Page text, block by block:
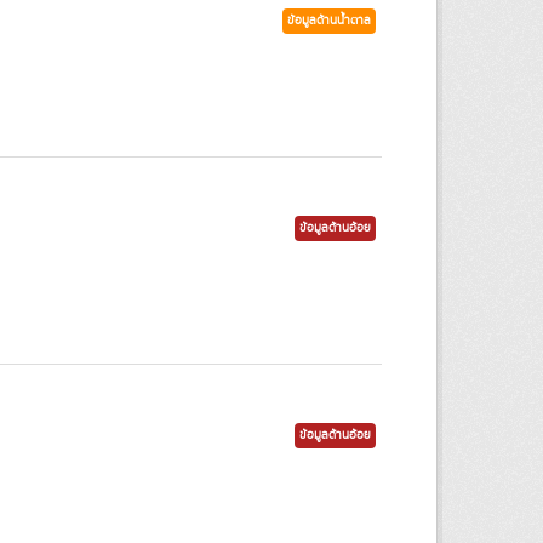
ข้อมูลด้านน้ำตาล
ข้อมูลด้านอ้อย
ข้อมูลด้านอ้อย